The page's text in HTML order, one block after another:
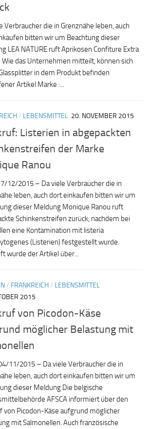
Verbraucher die in Grenznähe leben, auch
bitten wir um Beachtung dieser
LEA NATURE ruft Aprikosen Confiture Extra
Wie das Unternehmen mitteilt, können sich
in dem Produkt befinden
Artikel Marke :...
/ LEBENSMITTEL 20. NOVEMBER 2015
Listerien in abgepackten
der Marke
Ranou
12/2015 – Da viele Verbraucher die in
leben, auch dort einkaufen bitten wir um
dieser Meldung Monique Ranou ruft
Schinkenstreifen zurück, nachdem bei
eine Kontamination mit listeria
(Listerien) festgestellt wurde.
wurde der Artikel über...
/ FRANKREICH/ LEBENSMITTEL
2015
von Picodon-Käse
möglicher Belastung mit
11/2015 – Da viele Verbraucher die in
leben, auch dort einkaufen bitten wir um
dieser Meldung Die belgische
AFSCA informiert über den
von Picodon-Käse aufgrund möglicher
mit Salmonellen. Auch französische